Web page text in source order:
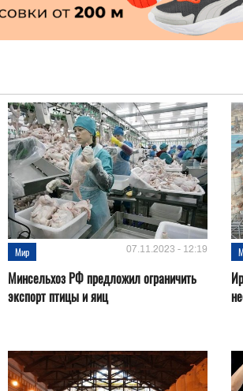
Мир 07.11.2023 - 12:19
Минсельхоз РФ предложил ограничить
экспорт птицы и яиц